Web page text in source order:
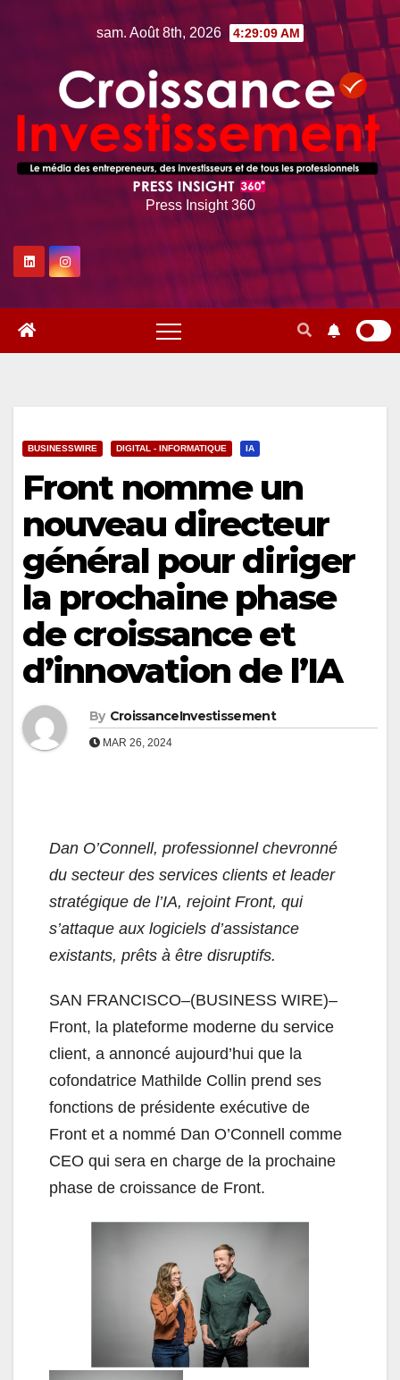
sam. Août 8th, 2026 4:29:10 AM
Press Insight 360
BUSINESSWIRE DIGITAL - INFORMATIQUE IA
Front nomme un
nouveau directeur
général pour diriger
la prochaine phase
de croissance et
d’innovation de l’IA
By CroissanceInvestissement
MAR 26, 2024
Dan O’Connell, professionnel chevronné
du secteur des services clients et leader
stratégique de l’IA, rejoint Front, qui
s’attaque aux logiciels d’assistance
existants, prêts à être disruptifs.
SAN FRANCISCO–(BUSINESS WIRE)–
Front, la plateforme moderne du service
client, a annoncé aujourd’hui que la
cofondatrice Mathilde Collin prend ses
fonctions de présidente exécutive de
Front et a nommé Dan O’Connell comme
CEO qui sera en charge de la prochaine
phase de croissance de Front.